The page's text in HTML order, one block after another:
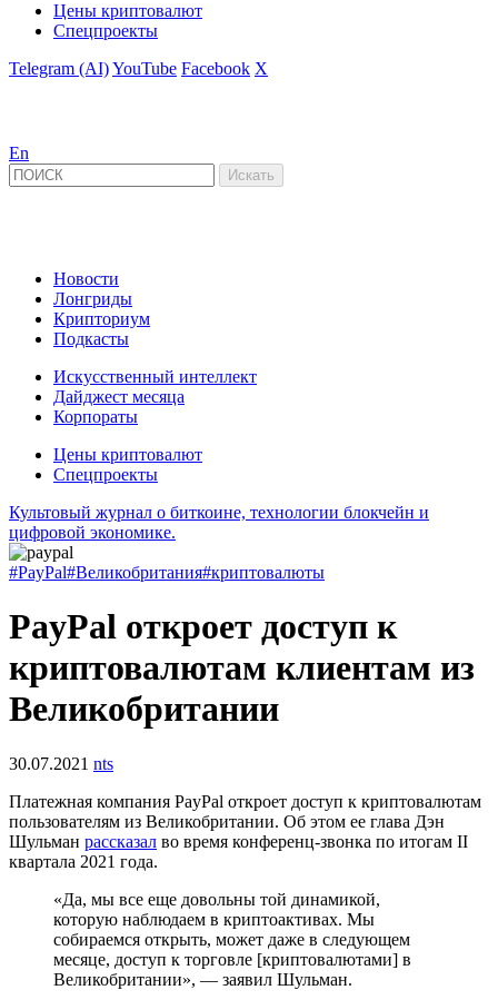
Цены криптовалют
Спецпроекты
Telegram (AI)YouTube Facebook X
En
Новости
Лонгриды
Крипториум
Подкасты
Искусственный интеллект
Дайджест месяца
Корпораты
Цены криптовалют
Спецпроекты
Культовый журнал о биткоине, технологии блокчейн и
цифровой экономике.
#PayPal#Великобритания#криптовалюты
PayPal откроет доступ к
криптовалютам клиентам из
Великобритании
30.07.2021 nts
Платежная компания PayPal откроет доступ к криптовалютам
пользователям из Великобритании. Об этом ее глава Дэн
Шульман рассказал во время конференц-звонка по итогам II
квартала 2021 года.
«Да, мы все еще довольны той динамикой,
которую наблюдаем в криптоактивах. Мы
собираемся открыть, может даже в следующем
месяце, доступ к торговле [криптовалютами] в
Великобритании», — заявил Шульман.